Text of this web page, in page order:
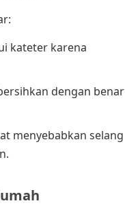
kateter karena
dengan benar
menyebabkan selang